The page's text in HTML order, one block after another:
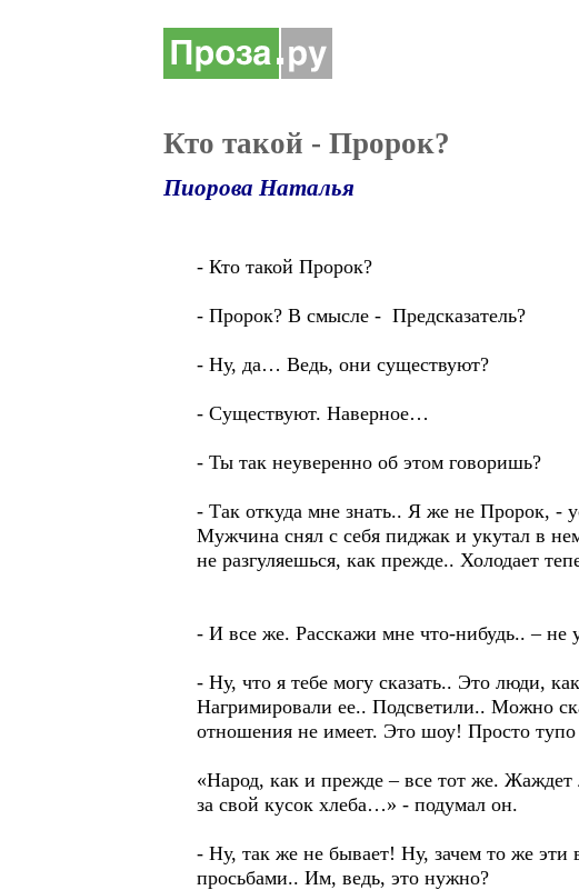
Кто такой - Пророк?
Пиорова Наталья
- Кто такой Пророк?
- Пророк? В смысле - Предсказатель?
- Ну, да… Ведь, они существуют?
- Существуют. Наверное…
- Ты так неуверенно об этом говоришь?
- Так откуда мне знать.. Я же не Пророк, -
Мужчина снял с себя пиджак и укутал в
не разгуляешься, как прежде.. Холодает
- И все же. Расскажи мне что-нибудь.. –
- Ну, что я тебе могу сказать.. Это люди,
Нагримировали ее.. Подсветили.. Можно
отношения не имеет. Это шоу! Просто
«Народ, как и прежде – все тот же.
за свой кусок хлеба…» - подумал он.
- Ну, так же не бывает! Ну, зачем то же
просьбами.. Им, ведь, это нужно?